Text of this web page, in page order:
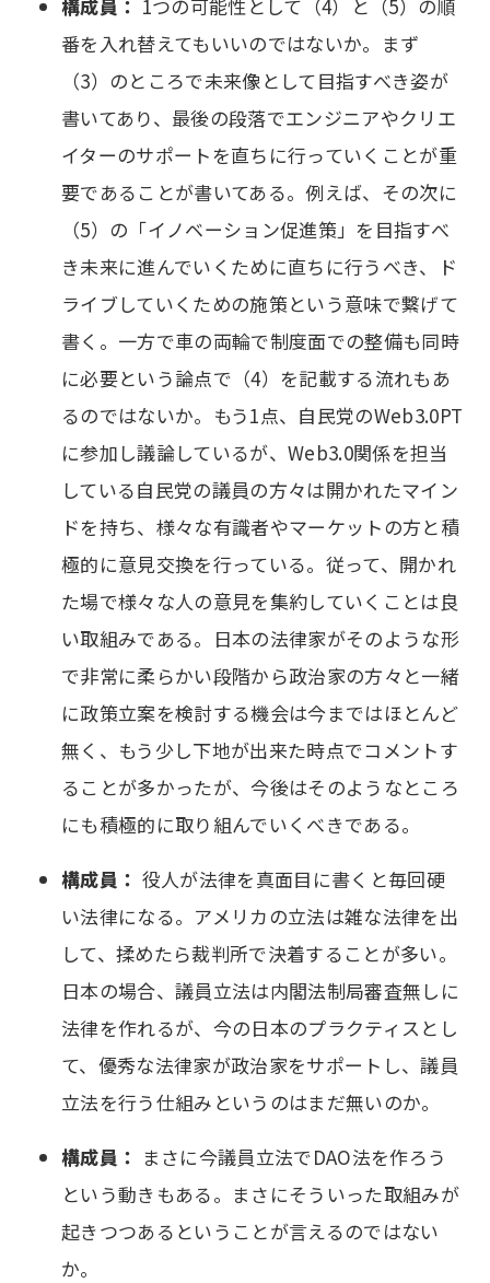
構成員： 1つの可能性として（4）と（5）の順
番を入れ替えてもいいのではないか。まず
（3）のところで未来像として目指すべき姿が
書いてあり、最後の段落でエンジニアやクリエ
イターのサポートを直ちに行っていくことが重
要であることが書いてある。例えば、その次に
（5）の「イノベーション促進策」を目指すべ
き未来に進んでいくために直ちに行うべき、ド
ライブしていくための施策という意味で繋げて
書く。一方で車の両輪で制度面での整備も同時
に必要という論点で（4）を記載する流れもあ
るのではないか。もう1点、自民党のWeb3.0PT
に参加し議論しているが、Web3.0関係を担当
している自民党の議員の方々は開かれたマイン
ドを持ち、様々な有識者やマーケットの方と積
極的に意見交換を行っている。従って、開かれ
た場で様々な人の意見を集約していくことは良
い取組みである。日本の法律家がそのような形
で非常に柔らかい段階から政治家の方々と一緒
に政策立案を検討する機会は今まではほとんど
無く、もう少し下地が出来た時点でコメントす
ることが多かったが、今後はそのようなところ
にも積極的に取り組んでいくべきである。
構成員： 役人が法律を真面目に書くと毎回硬
い法律になる。アメリカの立法は雑な法律を出
して、揉めたら裁判所で決着することが多い。
日本の場合、議員立法は内閣法制局審査無しに
法律を作れるが、今の日本のプラクティスとし
て、優秀な法律家が政治家をサポートし、議員
立法を行う仕組みというのはまだ無いのか。
構成員： まさに今議員立法でDAO法を作ろう
という動きもある。まさにそういった取組みが
起きつつあるということが言えるのではない
か。